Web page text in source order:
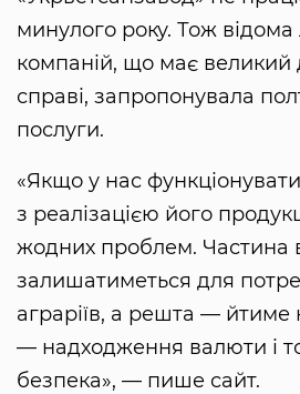
минулого року. Тож відома
компаній, що має великий
справі, запропонувала
послуги.
«Якщо у нас
з реалізацією його
жодних проблем. Частина
залишатиметься для
аграріїв, а решта — йтиме
— надходження валюти і
безпека», — пише сайт.